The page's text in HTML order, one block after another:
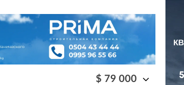
$ 79 000